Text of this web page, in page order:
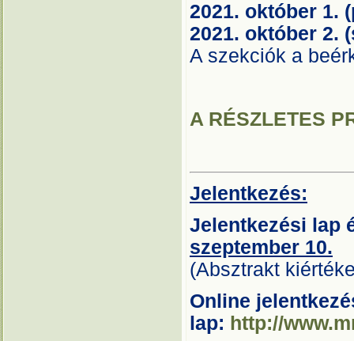
2021. október 1.
2021. október 2.
A szekciók a
A RÉSZLETES
Jelentkezés:
Jelentkezési lap
szeptember 10.
(Absztrakt
Online
lap: http://